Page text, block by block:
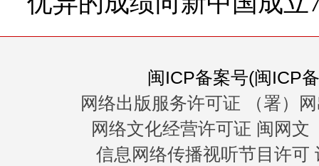
闽ICP备案号(闽ICP
网络出版服务许可证 （署）
网络文化经营许可证 闽网文
信息网络传播视听节目许可